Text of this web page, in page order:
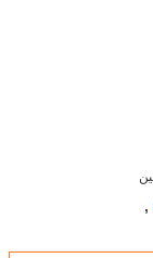
,